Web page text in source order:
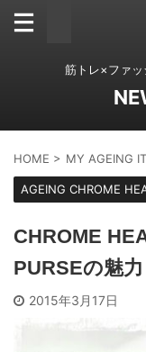
筋トレ×ファ
HOME > MY AGEING
AGEING CHROME
CHROME
PURSEの魅力
2015年3月17日